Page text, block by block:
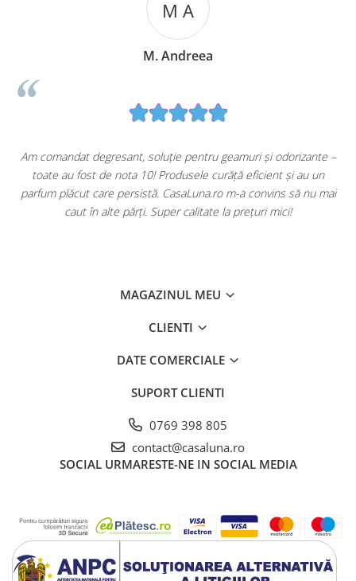
M A
M. Andreea
Am comandat degresant, soluție pentru geamuri și odorizante –
toate au fost de nota 10! Produsele curăță eficient și au un
parfum plăcut care persistă. CasaLuna.ro m-a convins să nu mai
caut în alte părți. Super calitate la prețuri mici!
MAGAZINUL MEU
CLIENTI
DATE COMERCIALE
SUPORT CLIENTI
0769 398 805
contact@casaluna.ro
SOCIAL URMARESTE-NE IN SOCIAL MEDIA